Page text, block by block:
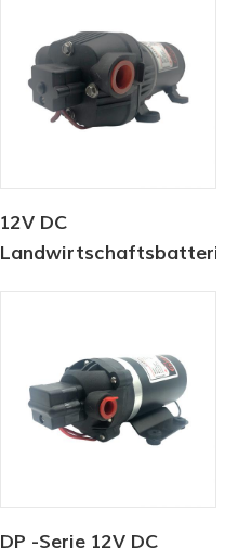
12V DC
Landwirtschaftsbatterie-
DP -Serie 12V DC